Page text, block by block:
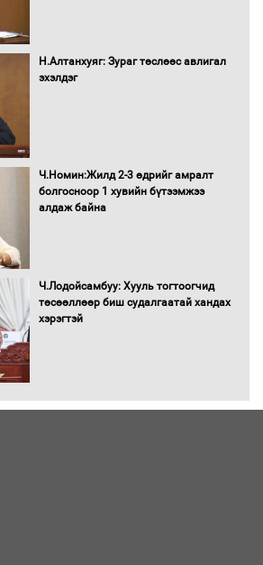
Н.Алтанхуяг: Зураг төслөөс авлигал
эхэлдэг
Ч.Номин:Жилд 2-3 өдрийг амралт
болгосноор 1 хувийн бүтээмжээ
алдаж байна
Ч.Лодойсамбуу: Хууль тогтоогчид
төсөөллөөр биш судалгаатай хандах
хэрэгтэй